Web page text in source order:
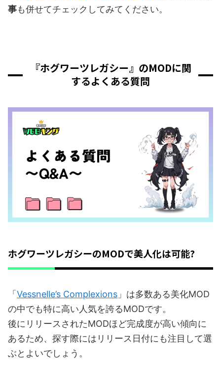
事も併せてチェックしてみてください。
『ホグワーツレガシー』のMODに関
するよくある質問
ホグワーツレガシーのMODで美人化は可能?
「 Vessnelle’s Complexions 」は多数ある美化MOD
の中でも特に高い人気を誇るMODです。
後にリリースされたMODほど完成度が高い傾向に
あるため、探す際にはリリース日付にも注目して選
ぶとよいでしょう。